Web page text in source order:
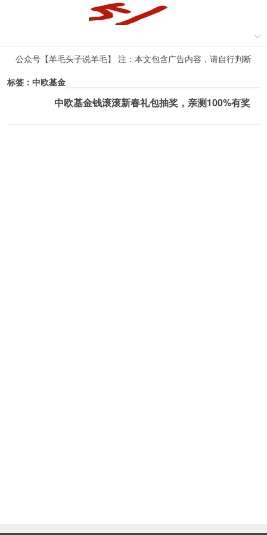
公众号【羊毛头子说羊毛】 注：本文包含广告内容，请自行判断
标签：中欧基金
中欧基金钱滚滚新春礼包抽奖，亲测100%有奖